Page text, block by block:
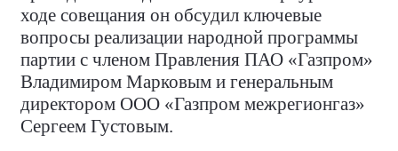
ходе совещания он обсудил ключевые
вопросы реализации народной программы
партии с членом Правления ПАО «Газпром»
Владимиром Марковым и генеральным
директором ООО «Газпром межрегионгаз»
Сергеем Густовым.